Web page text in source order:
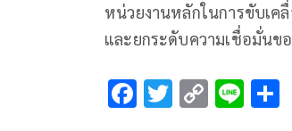
หน่วยงานหลักในการขับเค
และยกระดับความเชื่อมั่นข
F T C Li